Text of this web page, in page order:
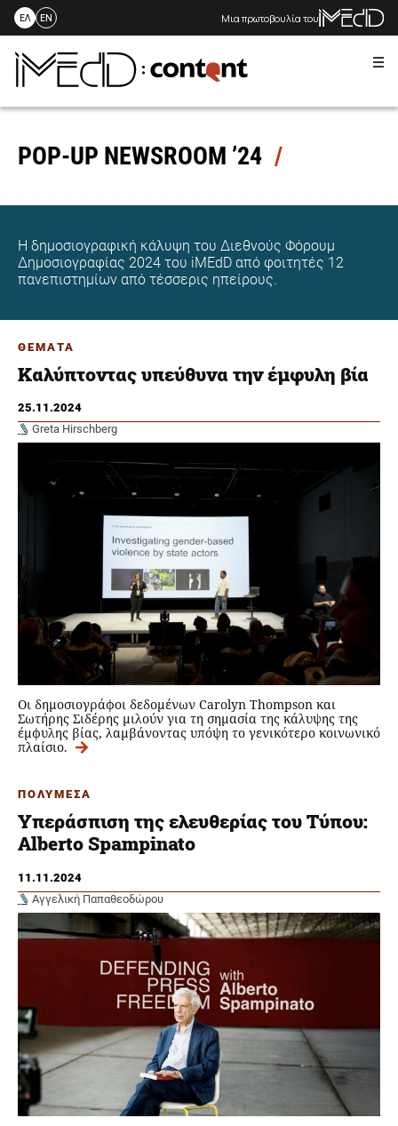
Skip
content
ΕΛ EN Μια πρωτοβουλία του
POP-UP NEWSROOM ’24
Η δημοσιογραφική κάλυψη του Διεθνούς Φόρουμ
Δημοσιογραφίας 2024 του iMEdD από φοιτητές 12
πανεπιστημίων από τέσσερις ηπείρους.
ΘΕΜΑΤΑ
Καλύπτοντας υπεύθυνα την έμφυλη βία
25.11.2024
Greta Hirschberg
Οι δημοσιογράφοι δεδομένων Carolyn Thompson και
Σωτήρης Σιδέρης μιλούν για τη σημασία της κάλυψης της
έμφυλης βίας, λαμβάνοντας υπόψη το γενικότερο κοινωνικό
πλαίσιο.
ΠΟΛΥΜΕΣΑ
Υπεράσπιση της ελευθερίας του Τύπου:
Alberto Spampinato
11.11.2024
Αγγελική Παπαθεοδώρου